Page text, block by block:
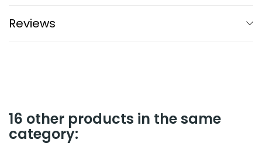
Reviews
16 other products in the same
category: